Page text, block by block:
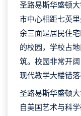
圣路易斯华盛顿
市中心相距七英
余三面是居民住
的校园，学校占
筑。校园非常开
现代教学大楼错落
圣路易斯华盛顿
自美国艺术与科